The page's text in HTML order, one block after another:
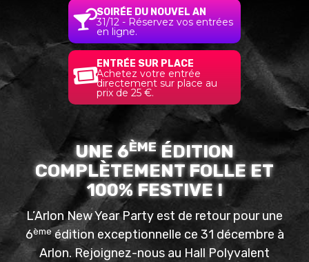
SOIRÉE DU NOUVEL AN
31/12 - Réservez vos entrées
en ligne.
ENTRÉE SUR PLACE
Achetez votre entrée
directement sur place au
prix de 25 €.
UNE 6ÈMEÉDITION
COMPLÈTEMENT FOLLE ET
100% FESTIVE !
L’Arlon New Year Party est de retour pour une
6èmeédition exceptionnelle ce 31 décembre à
Arlon. Rejoignez-nous au Hall Polyvalent